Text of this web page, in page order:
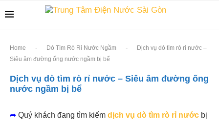
Home - Dò Tìm Rò Rỉ Nước Ngầm -
Dịch vụ dò tìm rò rỉ nước –
Siêu âm đường ống nước ngầm bị bể
Dịch vụ dò tìm rò rỉ nước – Siêu âm đường ống
nước ngầm bị bể
➦ Quý khách đang tìm kiếm dịch vụ dò tìm rò rỉ nước bị